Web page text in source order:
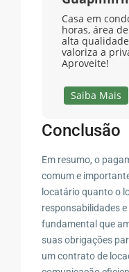
Casa em
horas, área
alta
valoriza a
Aproveite!
Saiba Mais
Conclusão
Em resumo, o
comum e
locatário quanto o
responsabilidades
fundamental que
suas obrigações
um contrato de